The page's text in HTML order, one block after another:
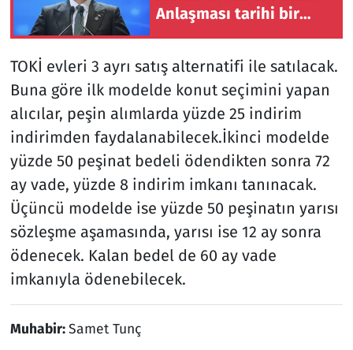
Anlaşması tarihi bir
TOKİ evleri 3 ayrı satış alternatifi ile satılacak.
Buna göre ilk modelde konut seçimini yapan
alıcılar, peşin alımlarda yüzde 25 indirim
indirimden faydalanabilecek.İkinci modelde
yüzde 50 peşinat bedeli ödendikten sonra 72
ay vade, yüzde 8 indirim imkanı tanınacak.
Üçüncü modelde ise yüzde 50 peşinatın yarısı
sözleşme aşamasında, yarısı ise 12 ay sonra
ödenecek. Kalan bedel de 60 ay vade
imkanıyla ödenebilecek.
Muhabir:Samet Tunç